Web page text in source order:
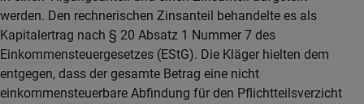
werden. Den rechnerischen Zinsanteil behandelte es als
Kapitalertrag nach § 20 Absatz 1 Nummer 7 des
Einkommensteuergesetzes (EStG). Die Kläger hielten dem
entgegen, dass der gesamte Betrag eine nicht
einkommensteuerbare Abfindung für den Pflichtteilsverzicht